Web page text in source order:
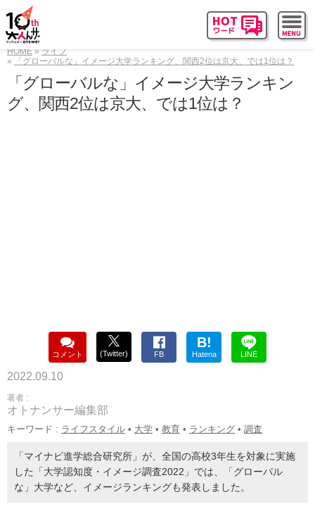
HOME
ライフ
「グローバルな」イメージ大学ランキング、関西2位は京大、では1位は？
「グローバルな」イメージ大学ランキン
グ、関西2位は京大、では1位は？
コメント (Twitter) FB
B!
Hatena LINE
2022.09.10
著者 :
オトナンサー編集部
キーワード : ライフスタイル • 大学 • 教育 • ランキング • 調査
「マイナビ進学総合研究所」が、全国の高校3年生を対象に実施
した「大学認知度・イメージ調査2022」では、「グローバル
な」大学など、イメージランキングも発表しました。